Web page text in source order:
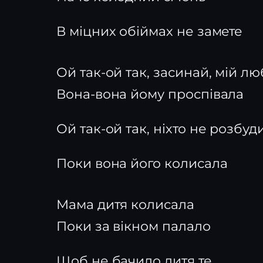
В міцних обіймах не замете
Ой так-ой так, засинай, мій
Вона-вона йому проспівала
Ой так-ой так, ніхто не
Поки вона його колисала
Мама дитя колисала
Поки за вікном палало